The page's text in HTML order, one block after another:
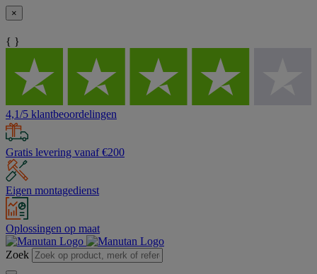
×
{ }
4,1/5 klantbeoordelingen
Gratis levering vanaf €200
Eigen montagedienst
Oplossingen op maat
Zoek